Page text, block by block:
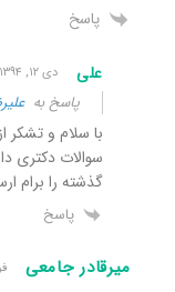
پاسخ
علی دی ۱۲, ۱۳۹۴ ۹:۰۶ ب٫ظ
پاسخ به
با سلام و تشکر
سوالات دکتری
گذشته را برام
پاسخ
میرقادر جامعی